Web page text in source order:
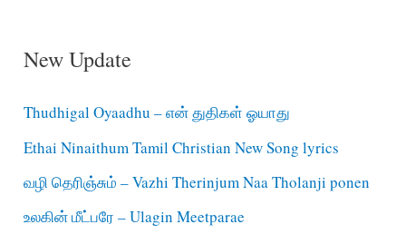
New Update
Thudhigal Oyaadhu – என் துதிகள் ஓயாது
Ethai Ninaithum Tamil Christian New Song lyrics
வழி தெரிஞ்சும் – Vazhi Therinjum Naa Tholanji ponen
உலகின் மீட்பரே – Ulagin Meetparae